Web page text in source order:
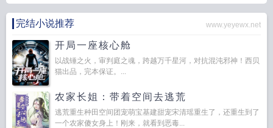
完结小说推荐 www.yeyewx.net
开局一座核心舱
以战锤之火，审判庭之魂，跨越万千星河，对抗混沌邪神！西贝
猫出品，完本保证。...
农家长姐：带着空间去逃荒
逃荒重生种田空间团宠萌宝基建甜宠宋清瑶重生了，还重生到了
一个农家傻女身上！刚来，就看到恶毒...